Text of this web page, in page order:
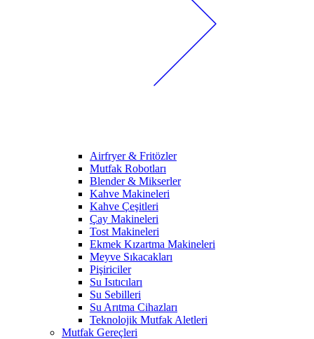
Airfryer & Fritözler
Mutfak Robotları
Blender & Mikserler
Kahve Makineleri
Kahve Çeşitleri
Çay Makineleri
Tost Makineleri
Ekmek Kızartma Makineleri
Meyve Sıkacakları
Pişiriciler
Su Isıtıcıları
Su Sebilleri
Su Arıtma Cihazları
Teknolojik Mutfak Aletleri
Mutfak Gereçleri